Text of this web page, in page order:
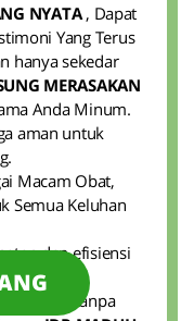
NYATA , Dapat
Yang Terus
hanya sekedar
MERASAKAN
Anda Minum.
aman untuk
Macam Obat,
Semua Keluhan
dan efisiensi
nyaman tanpa